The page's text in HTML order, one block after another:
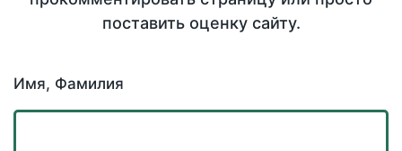
поставить оценку сайту.
Имя, Фамилия